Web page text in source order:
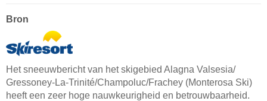
Bron
Het sneeuwbericht van het skigebied Alagna Valsesia/​
Gressoney-La-Trinité/​Champoluc/​Frachey (Monterosa Ski)
heeft een zeer hoge nauwkeurigheid en betrouwbaarheid.